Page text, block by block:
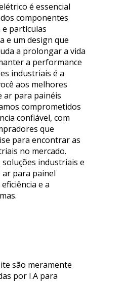
é essencial
componentes
partículas
e um design que
a prolongar a vida
a performance
industriais é a
aos melhores
ar para painéis
comprometidos
confiável, com
que
para encontrar as
no mercado.
industriais e
para painel
e a
são meramente
por I.A para